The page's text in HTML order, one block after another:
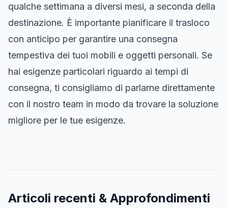
qualche settimana a diversi mesi, a seconda della
destinazione. È importante pianificare il trasloco
con anticipo per garantire una consegna
tempestiva dei tuoi mobili e oggetti personali. Se
hai esigenze particolari riguardo ai tempi di
consegna, ti consigliamo di parlarne direttamente
con il nostro team in modo da trovare la soluzione
migliore per le tue esigenze.
Articoli recenti & Approfondimenti